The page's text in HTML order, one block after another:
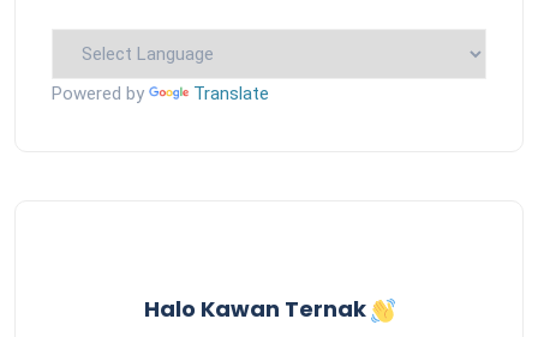
Powered by Translate
Halo Kawan Ternak